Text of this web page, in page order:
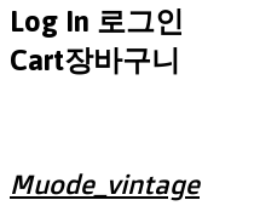
Log In 로그인
Cart장바구니
Muode_vintage